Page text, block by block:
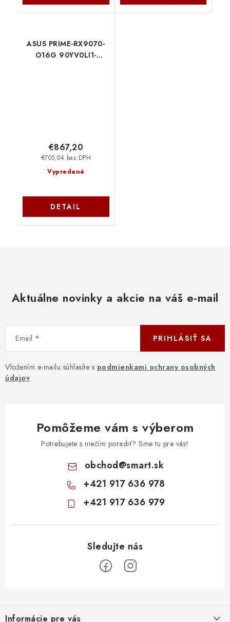
ASUS PRIME-RX9070-
O16G 90YV0LI1-
Vypredané
€705,04 bez DPH
€867,20
DETAIL
Aktuálne novinky a akcie na váš e-mail
Email
Vložením e-mailu súhlasíte s podmienkami ochrany osobných
údajov
PRIHLÁSIŤ SA
Pomôžeme vám s výberom
Potrebujete s niečím poradiť? Sme tu pre vás!
obchod@smart.sk
+421 917 636 978
+421 917 636 979
Informácie pre vás